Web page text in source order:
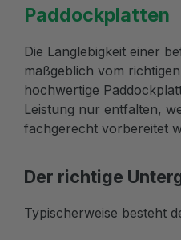
Paddockplatten
Die Langlebigkeit einer
maßgeblich vom
hochwertige
Leistung nur entfalten,
fachgerecht vorbereitet
Der richtige
Typischerweise besteht